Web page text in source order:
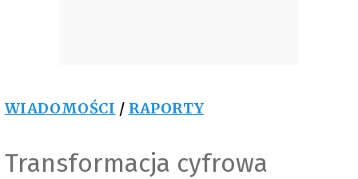
WIADOMOŚCI / RAPORTY
Transformacja cyfrowa